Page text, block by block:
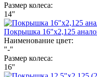
Размер колеса:
14"
Покрышка 16"х2,125
Наименование цвет:
"-"
Размер колеса:
16"